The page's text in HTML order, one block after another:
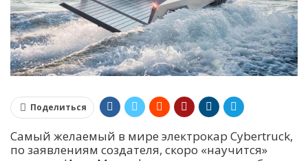
Поделиться
Самый желаемый в мире электрокар Cybertruck,
по заявлениям создателя, скоро «научится»